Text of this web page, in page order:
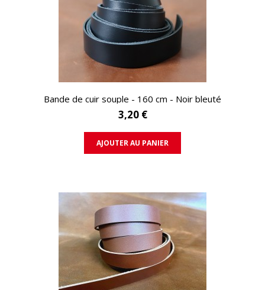
APERÇU RAPIDE
Bande de cuir souple - 160 cm - Noir bleuté
3,20 €
AJOUTER AU PANIER